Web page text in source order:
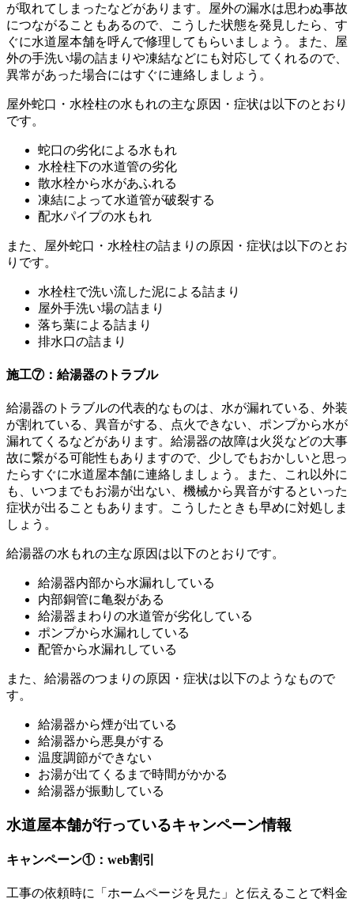
が取れてしまったなどがあります。屋外の漏水は思わぬ事故
につながることもあるので、こうした状態を発見したら、す
ぐに水道屋本舗を呼んで修理してもらいましょう。また、屋
外の手洗い場の詰まりや凍結などにも対応してくれるので、
異常があった場合にはすぐに連絡しましょう。
屋外蛇口・水栓柱の水もれの主な原因・症状は以下のとおり
です。
蛇口の劣化による水もれ
水栓柱下の水道管の劣化
散水栓から水があふれる
凍結によって水道管が破裂する
配水パイプの水もれ
また、屋外蛇口・水栓柱の詰まりの原因・症状は以下のとお
りです。
水栓柱で洗い流した泥による詰まり
屋外手洗い場の詰まり
落ち葉による詰まり
排水口の詰まり
施工⑦：給湯器のトラブル
給湯器のトラブルの代表的なものは、水が漏れている、外装
が割れている、異音がする、点火できない、ポンプから水が
漏れてくるなどがあります。給湯器の故障は火災などの大事
故に繋がる可能性もありますので、少しでもおかしいと思っ
たらすぐに水道屋本舗に連絡しましょう。また、これ以外に
も、いつまでもお湯が出ない、機械から異音がするといった
症状が出ることもあります。こうしたときも早めに対処しま
しょう。
給湯器の水もれの主な原因は以下のとおりです。
給湯器内部から水漏れしている
内部銅管に亀裂がある
給湯器まわりの水道管が劣化している
ポンプから水漏れしている
配管から水漏れしている
また、給湯器のつまりの原因・症状は以下のようなもので
す。
給湯器から煙が出ている
給湯器から悪臭がする
温度調節ができない
お湯が出てくるまで時間がかかる
給湯器が振動している
水道屋本舗が行っているキャンペーン情報
キャンペーン①：web割引
工事の依頼時に「ホームページを見た」と伝えることで料金